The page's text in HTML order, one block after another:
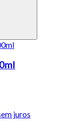
juros